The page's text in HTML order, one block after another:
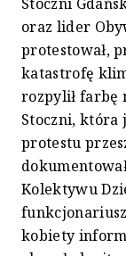
oraz lider
protestował,
katastrofę
rozpylił farbę
Stoczni, która
protestu
Kolektywu
kobiety